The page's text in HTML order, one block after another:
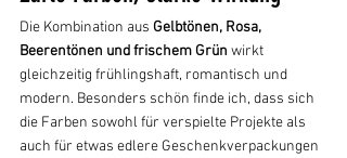
Die Kombination aus Gelbtönen, Rosa,
Beerentönen und frischem Grün wirkt
gleichzeitig frühlingshaft, romantisch und
modern. Besonders schön finde ich, dass sich
die Farben sowohl für verspielte Projekte als
auch für etwas edlere Geschenkverpackungen